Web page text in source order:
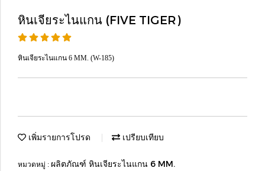
หินเจียระไนแกน (FIVE TIGER)
หินเจียระไนแกน 6 MM. (W-185)
เพิ่มรายการโปรด เปรียบเทียบ
หมวดหมู่ : ผลิตภัณฑ์ หินเจียระไนแกน 6 MM.